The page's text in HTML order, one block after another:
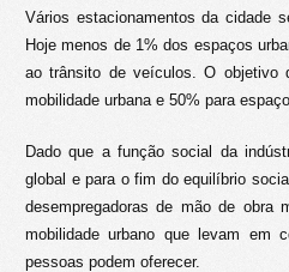
Vários estacionamentos da cidade
Hoje menos de 1% dos espaços
ao trânsito de veículos. O objetivo
mobilidade urbana e 50% para
Dado que a função social da
global e para o fim do equilíbrio
desempregadoras de mão de obra
mobilidade urbano que levam em
pessoas podem oferecer.